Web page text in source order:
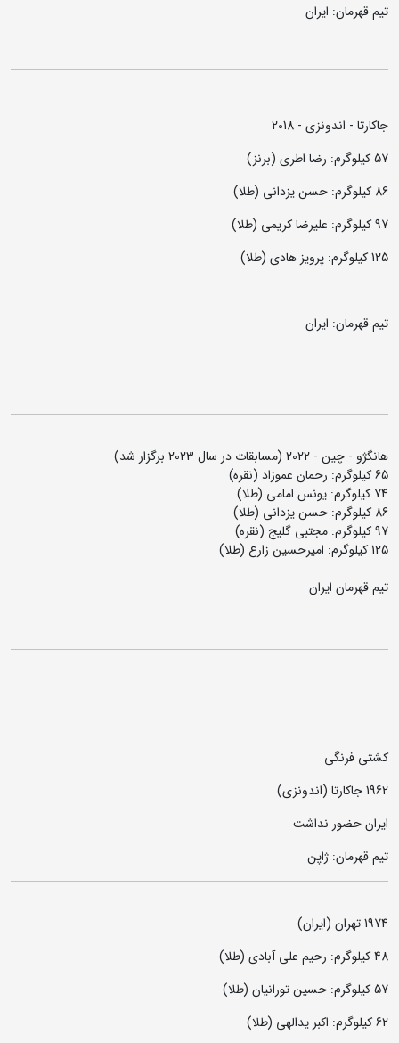
تیم قهرمان: ایران
جاکارتا - اندونزی - 2018
57 کیلوگرم: رضا اطری (برنز)
86 کیلوگرم: حسن یزدانی (طلا)
97 کیلوگرم: علیرضا کریمی (طلا)
125 کیلوگرم: پرویز هادی (طلا)
تیم قهرمان: ایران
هانگژو - چین - 2022 (مسابقات در سال 2023 برگزار شد)
65 کیلوگرم: رحمان عموزاد (نقره)
74 کیلوگرم: یونس امامی (طلا)
86 کیلوگرم: حسن یزدانی (طلا)
97 کیلوگرم: مجتبی گلیج (نقره)
125 کیلوگرم: امیرحسین زارع (طلا)
تیم قهرمان ایران
کشتی فرنگی
1962 جاکارتا (اندونزی)
ایران حضور نداشت
تیم قهرمان: ژاپن
1974 تهران (ایران)
48 کیلوگرم: رحیم علی ‌آبادی (طلا)
57 کیلوگرم: حسین تورانیان (طلا)
62 کیلوگرم: اکبر یدالهی (طلا)